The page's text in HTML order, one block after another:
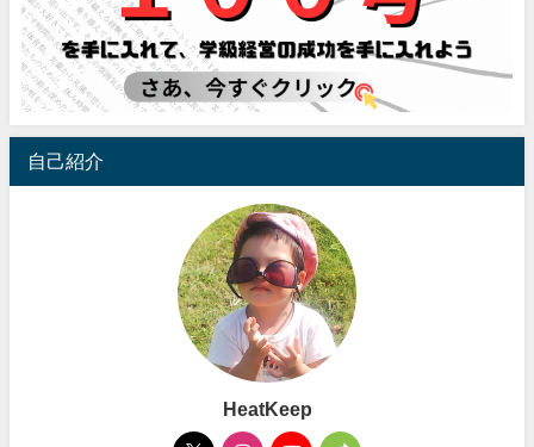
自己紹介
HeatKeep